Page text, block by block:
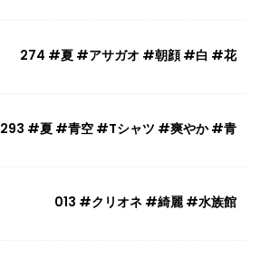
274 #夏 #アサガオ #朝顔 #白 #花
293 #夏 #青空 #Tシャツ #爽やか #青
013 #クリオネ #綺麗 #水族館